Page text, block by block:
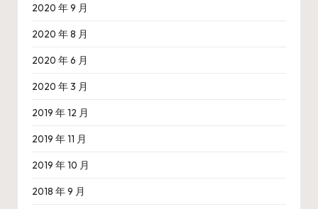
2020 年 9 月
2020 年 8 月
2020 年 6 月
2020 年 3 月
2019 年 12 月
2019 年 11 月
2019 年 10 月
2018 年 9 月